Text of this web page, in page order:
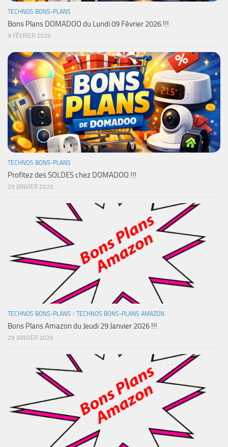
TECHNOS BONS-PLANS
Bons Plans DOMADOO du Lundi 09 Février 2026 !!!
9 FÉVRIER 2026
TECHNOS BONS-PLANS
Profitez des SOLDES chez DOMADOO !!!
29 JANVIER 2026
TECHNOS BONS-PLANS / TECHNOS BONS-PLANS AMAZON
Bons Plans Amazon du Jeudi 29 Janvier 2026 !!!
29 JANVIER 2026